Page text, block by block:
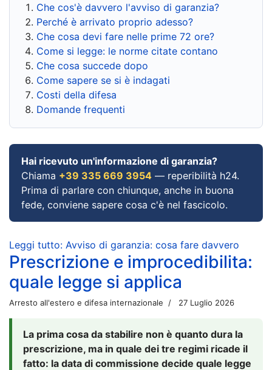
Che cos'è davvero l'avviso di garanzia?
Perché è arrivato proprio adesso?
Che cosa devi fare nelle prime 72 ore?
Come si legge: le norme citate contano
Che cosa succede dopo
Come sapere se si è indagati
Costi della difesa
Domande frequenti
Hai ricevuto un'informazione di garanzia?
Chiama +39 335 669 3954 — reperibilità h24.
Prima di parlare con chiunque, anche in buona
fede, conviene sapere cosa c'è nel fascicolo.
Leggi tutto: Avviso di garanzia: cosa fare davvero
Prescrizione e improcedibilita:
quale legge si applica
Arresto all'estero e difesa internazionale 27 Luglio 2026
La prima cosa da stabilire non è quanto dura la
prescrizione, ma in quale dei tre regimi ricade il
fatto: la data di commissione decide quale legge